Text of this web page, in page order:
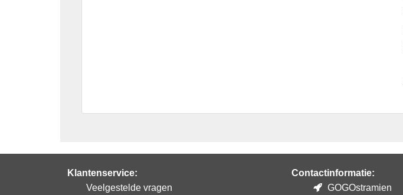
Klantenservice:
Veelgestelde vragen
Contactinformatie:
GOGOstramien